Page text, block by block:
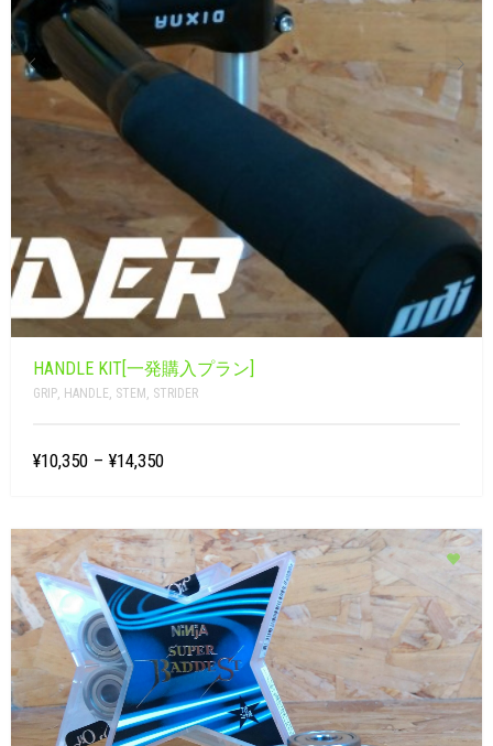
HANDLE KIT[一発購入プラン]
GRIP, HANDLE, STEM , STRIDER
¥10,350 – ¥14,350